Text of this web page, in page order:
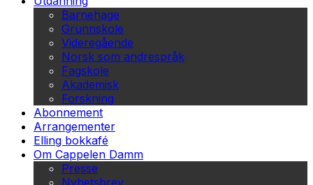
Barnehage
Grunnskole
Videregående
Norsk som andrespråk
Fagskole
Akademisk
Forskning
Abonnement
Arrangementer
Elling bokkafé
Om Cappelen Damm
Presse
Nyhetsbrev